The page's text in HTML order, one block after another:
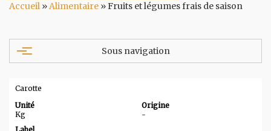
Accueil »Alimentaire »Fruits et légumes frais de saison
Sous navigation
Carotte
Unité
Kg
Origine
-